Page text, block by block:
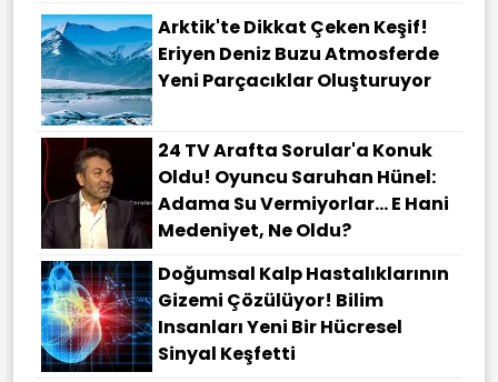
Arktik'te Dikkat Çeken Keşif!
Eriyen Deniz Buzu Atmosferde
Yeni Parçacıklar Oluşturuyor
24 TV Arafta Sorular'a Konuk
Oldu! Oyuncu Saruhan Hünel:
Adama Su Vermiyorlar... E Hani
Medeniyet, Ne Oldu?
Doğumsal Kalp Hastalıklarının
Gizemi Çözülüyor! Bilim
Insanları Yeni Bir Hücresel
Sinyal Keşfetti